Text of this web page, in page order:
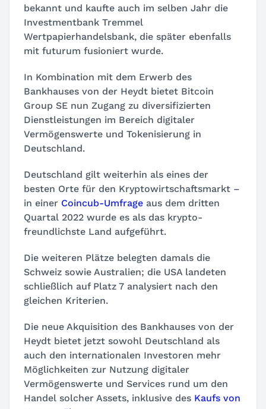
bekannt und kaufte auch im selben Jahr die
Investmentbank Tremmel
Wertpapierhandelsbank, die später ebenfalls
mit futurum fusioniert wurde.
In Kombination mit dem Erwerb des
Bankhauses von der Heydt bietet Bitcoin
Group SE nun Zugang zu diversifizierten
Dienstleistungen im Bereich digitaler
Vermögenswerte und Tokenisierung in
Deutschland.
Deutschland gilt weiterhin als eines der
besten Orte für den Kryptowirtschaftsmarkt –
in einer Coincub-Umfrage aus dem dritten
Quartal 2022 wurde es als das krypto-
freundlichste Land aufgeführt.
Die weiteren Plätze belegten damals die
Schweiz sowie Australien; die USA landeten
schließlich auf Platz 7 analysiert nach den
gleichen Kriterien.
Die neue Akquisition des Bankhauses von der
Heydt bietet jetzt sowohl Deutschland als
auch den internationalen Investoren mehr
Möglichkeiten zur Nutzung digitaler
Vermögenswerte und Services rund um den
Handel solcher Assets, inklusive des Kaufs von